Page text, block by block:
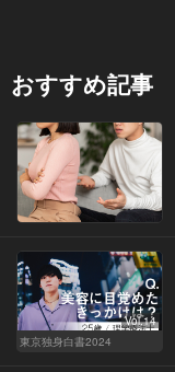
おすすめ記事
Vol.14
東京独身白書2024